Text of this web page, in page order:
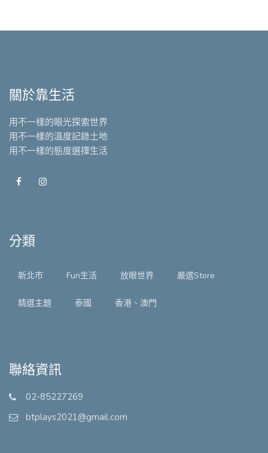
關於靠生活
用不一樣的眼光探索世界
用不一樣的溫度記錄土地
用不一樣的態度選擇生活
分類
新北市 Fun生活 放眼世界 嚴選Store
精選主題 泰國 香港、澳門
聯絡資訊
02-85227269
btplays2021@gmail.com